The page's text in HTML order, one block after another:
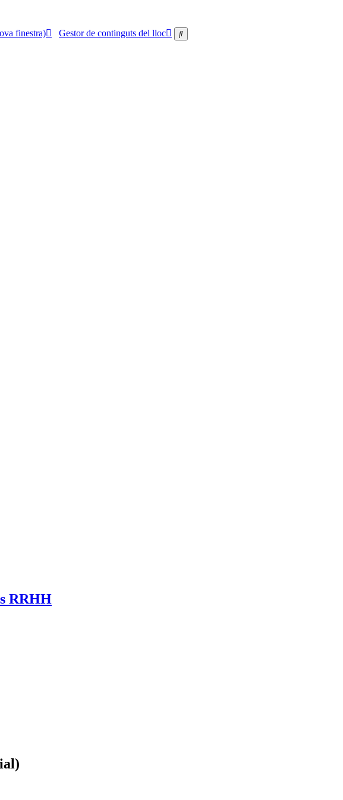
finestra) Gestor de continguts del lloc
RRHH